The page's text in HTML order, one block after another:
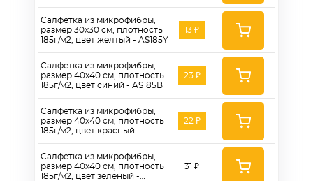
Салфетка из микрофибры,
размер 30х30 см, плотность
185г/м2, цвет желтый - AS185Y
Салфетка из микрофибры,
размер 40x40 см, плотность
185г/м2, цвет синий - AS185B
Салфетка из микрофибры,
размер 40х40 см, плотность
185г/м2, цвет красный -
Салфетка из микрофибры,
размер 40х40 см, плотность
185г/м2, цвет зеленый -
13 ₽
23 ₽
22 ₽
31 ₽